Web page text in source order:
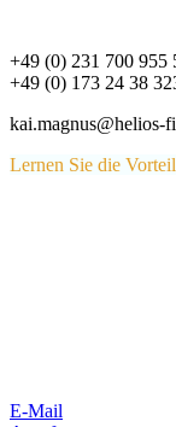
+49 (0) 231 700 955
+49 (0) 173 24 38
kai.magnus@helios-
Lernen Sie die
E-Mail